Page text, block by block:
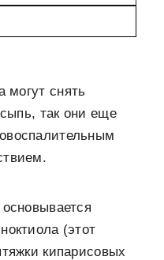
могут снять
так они еще
(этот
кипарисовых